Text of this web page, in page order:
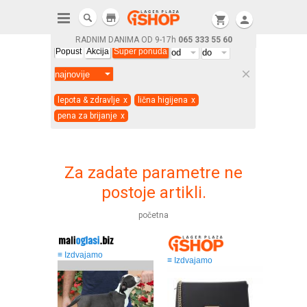
RADNIM DANIMA OD 9-17h 065 333 55 60
shopping_cart person
store
Popust Akcija Super ponuda
clear
lepota & zdravlje x lična higijena x
pena za brijanje x
Za zadate parametre ne
postoje artikli.
početna